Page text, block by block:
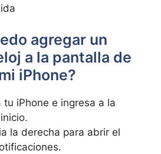
agregar un
a la pantalla de
iPhone?
tu iPhone e ingresa ⁤a la
la derecha para abrir el